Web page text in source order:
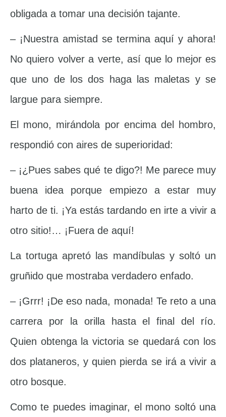
obligada a tomar una decisión tajante.
– ¡Nuestra amistad se termina aquí y ahora!
No quiero volver a verte, así que lo mejor es
que uno de los dos haga las maletas y se
largue para siempre.
El mono, mirándola por encima del hombro,
respondió con aires de superioridad:
– ¡¿Pues sabes qué te digo?! Me parece muy
buena idea porque empiezo a estar muy
harto de ti. ¡Ya estás tardando en irte a vivir a
otro sitio!… ¡Fuera de aquí!
La tortuga apretó las mandíbulas y soltó un
gruñido que mostraba verdadero enfado.
– ¡Grrr! ¡De eso nada, monada! Te reto a una
carrera por la orilla hasta el final del río.
Quien obtenga la victoria se quedará con los
dos plataneros, y quien pierda se irá a vivir a
otro bosque.
Como te puedes imaginar, el mono soltó una